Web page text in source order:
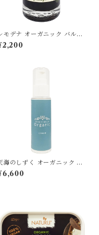
モデナ オーガニック バルサ
コ ディ モデナ IGP 100ml
有機バルサミコ酢
海のしずく オーガニック フ
トシードクリーム 35g 南国
しがわ農園 ヘチマ水 グァバ